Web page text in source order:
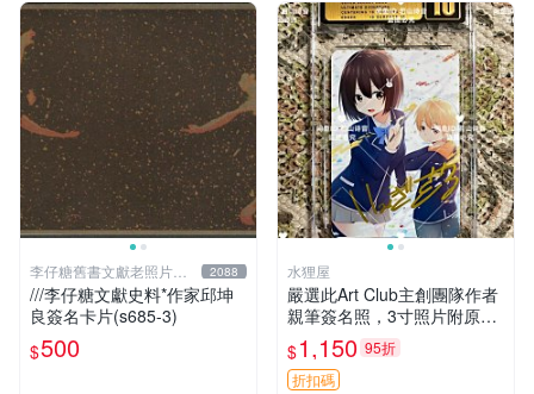
李仔糖舊書文獻老照片名
人收藏館
2088
///李仔糖文獻史料*作家邱坤
良簽名卡片(s685-3)
$500
水狸屋
嚴選此Art Club主創團隊作者
親筆簽名照，3寸照片附原裝
卡磚。收藏級面簽照，適合藝
術愛好者收藏與展示。 3寸
簽名 照片
$1,150 95折
折扣碼